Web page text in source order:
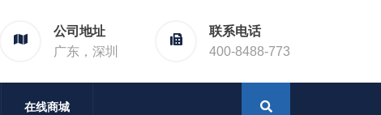
公司地址
广东，深圳
联系电话
400-8488-773
在线商城